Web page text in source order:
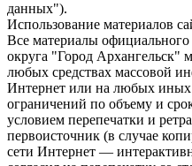
данных").
Использование материалов
Все материалы официального
округа "Город Архангельск"
любых средствах массовой
Интернет или на любых иных
ограничений по объему и
условием перепечатки и
первоисточник (в случае
сети Интернет —